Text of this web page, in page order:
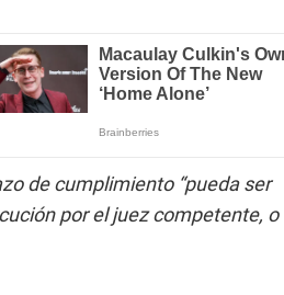
de cumplimiento “pueda ser
por el juez competente, o